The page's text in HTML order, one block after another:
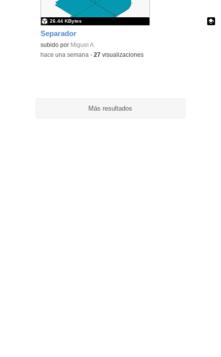
Separador
Contenido educativo.
subido por Miguel A.
26.44 KBytes
-hace una semana -27 visualizaciones
Más resultados